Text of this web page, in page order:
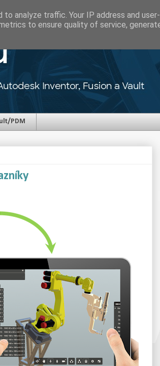
PDM
analyze traffic. Your IP address and
to ensure quality of service,